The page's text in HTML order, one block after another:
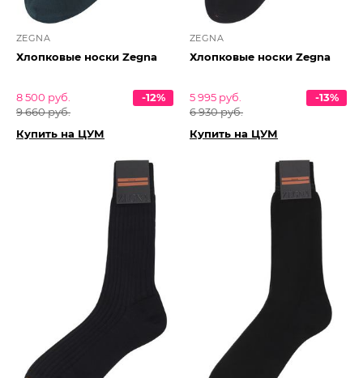
ZEGNA
Хлопковые носки Zegna
8 500 руб.
9 660 руб.
-12%
Купить на ЦУМ
ZEGNA
Хлопковые носки Zegna
5 995 руб.
6 930 руб.
-13%
Купить на ЦУМ